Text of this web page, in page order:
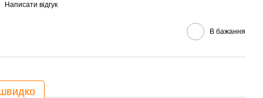
Написати відгук
В бажання